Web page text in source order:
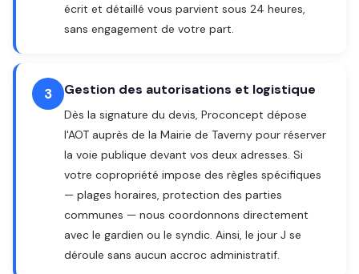
écrit et détaillé vous parvient sous 24 heures,
sans engagement de votre part.
3 Gestion des autorisations et logistique
Dès la signature du devis, Proconcept dépose
l'AOT auprès de la Mairie de Taverny pour réserver
la voie publique devant vos deux adresses. Si
votre copropriété impose des règles spécifiques
— plages horaires, protection des parties
communes — nous coordonnons directement
avec le gardien ou le syndic. Ainsi, le jour J se
déroule sans aucun accroc administratif.